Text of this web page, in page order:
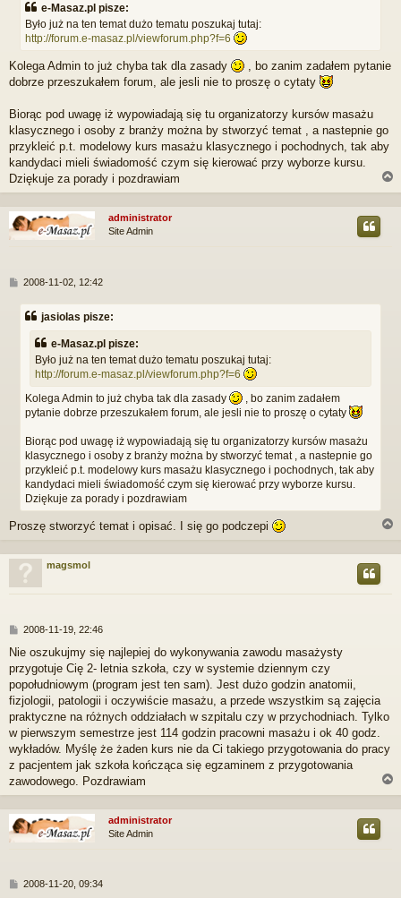
e-Masaz.pl pisze:
Było już na ten temat dużo tematu poszukaj tutaj:
http://forum.e-masaz.pl/viewforum.php?f=6
Kolega Admin to już chyba tak dla zasady
, bo zanim zadałem pytanie
dobrze przeszukałem forum, ale jesli nie to proszę o cytaty
Biorąc pod uwagę iż wypowiadają się tu organizatorzy kursów masażu
klasycznego i osoby z branży można by stworzyć temat , a nastepnie go
przykleić p.t. modelowy kurs masażu klasycznego i pochodnych, tak aby
kandydaci mieli świadomość czym się kierować przy wyborze kursu.
Dziękuje za porady i pozdrawiam
a
administrator
Site Admin
P
s
2008-11-02, 12:42
jasiolas pisze:
e-Masaz.pl pisze:
Było już na ten temat dużo tematu poszukaj tutaj:
http://forum.e-masaz.pl/viewforum.php?f=6
Kolega Admin to już chyba tak dla zasady
, bo zanim zadałem
pytanie dobrze przeszukałem forum, ale jesli nie to proszę o cytaty
Biorąc pod uwagę iż wypowiadają się tu organizatorzy kursów masażu
klasycznego i osoby z branży można by stworzyć temat , a nastepnie go
przykleić p.t. modelowy kurs masażu klasycznego i pochodnych, tak aby
kandydaci mieli świadomość czym się kierować przy wyborze kursu.
Dziękuje za porady i pozdrawiam
Proszę stworzyć temat i opisać. I się go podczepi
g
magsmol
P
s
t
2008-11-19, 22:46
Nie oszukujmy się najlepiej do wykonywania zawodu masażysty
przygotuje Cię 2- letnia szkoła, czy w systemie dziennym czy
popołudniowym (program jest ten sam). Jest dużo godzin anatomii,
fizjologii, patologii i oczywiście masażu, a przede wszystkim są zajęcia
praktyczne na różnych oddziałach w szpitalu czy w przychodniach. Tylko
w pierwszym semestrze jest 114 godzin pracowni masażu i ok 40 godz.
wykładów. Myślę że żaden kurs nie da Ci takiego przygotowania do pracy
z pacjentem jak szkoła kończąca się egzaminem z przygotowania
zawodowego. Pozdrawiam
a
administrator
Site Admin
P2008-11-20, 09:34